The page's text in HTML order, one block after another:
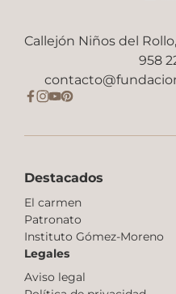
Callejón Niños del
958
Destacados
El carmen
Patronato
Instituto Gómez-Moreno
Legales
Aviso legal